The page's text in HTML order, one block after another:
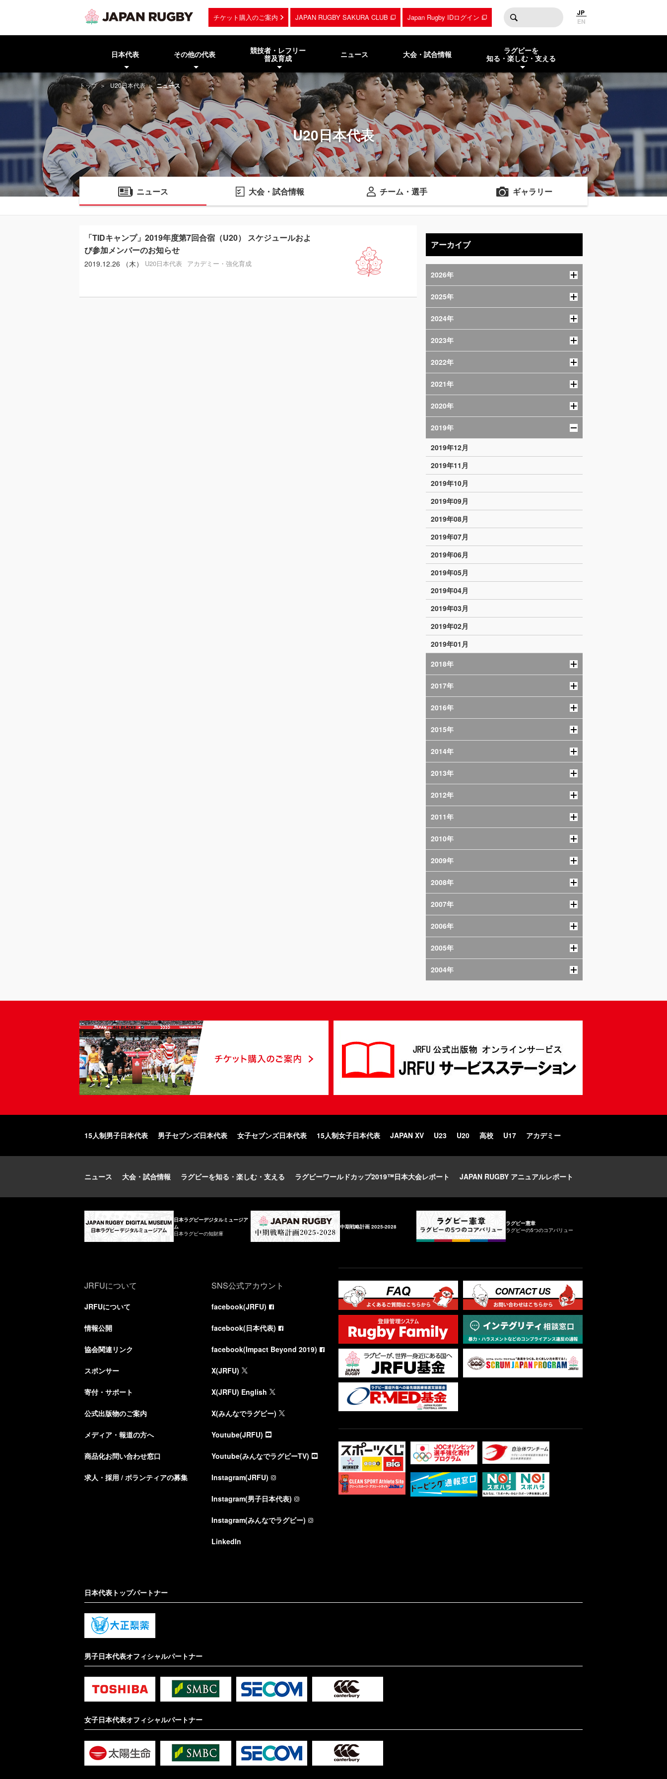
チケット購入のご案内 JAPAN RUGBY SAKURA CLUB Japan Rugby IDログイン
JP
EN
日本代表 その他の代表
競技者・レフリー
普及育成
ニュース 大会・試合情報
ラグビーを
知る・楽しむ・支える
トップ U20日本代表 ニュース
U20日本代表
ニュース 大会・試合情報 チーム・選手 ギャラリー
「TIDキャンプ」2019年度第7回合宿（U20） スケジュールおよ
び参加メンバーのお知らせ
2019.12.26 （木） U20日本代表 アカデミー・強化育成
アーカイブ
2026年
2025年
2024年
2023年
2022年
2021年
2020年
2019年
2019年12月
2019年11月
2019年10月
2019年09月
2019年08月
2019年07月
2019年06月
2019年05月
2019年04月
2019年03月
2019年02月
2019年01月
2018年
2017年
2016年
2015年
2014年
2013年
2012年
2011年
2010年
2009年
2008年
2007年
2006年
2005年
2004年
15人制男子日本代表 男子セブンズ日本代表 女子セブンズ日本代表 15人制女子日本代表 JAPAN XV U23 U20 高校 U17 アカデミー
ニュース 大会・試合情報 ラグビーを知る・楽しむ・支える ラグビーワールドカップ2019™日本大会レポート JAPAN RUGBY アニュアルレポート
日本ラグビーデジタルミュージア
ム
日本ラグビーの知財庫
中期戦略計画 2025-2028
ラグビー憲章
ラグビーの5つのコアバリュー
JRFUについて
JRFUについて
情報公開
協会関連リンク
スポンサー
寄付・サポート
公式出版物のご案内
メディア・報道の方へ
商品化お問い合わせ窓口
求人・採用 / ボランティアの募集
SNS公式アカウント
facebook(JRFU)
facebook(日本代表)
facebook(Impact Beyond 2019)
X(JRFU)
X(JRFU) English
X(みんなでラグビー)
Youtube(JRFU)
Youtube(みんなでラグビーTV)
Instagram(JRFU)
Instagram(男子日本代表)
Instagram(みんなでラグビー)
LinkedIn
日本代表トップパートナー
男子日本代表オフィシャルパートナー
女子日本代表オフィシャルパートナー